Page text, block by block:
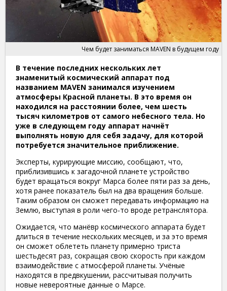
Чем будет заниматься MAVEN в будущем году
В течение последних нескольких лет
знаменитый космический аппарат под
названием MAVEN занимался изучением
атмосферы Красной планеты. В это время он
находился на расстоянии более, чем шесть
тысяч километров от самого небесного тела. Но
уже в следующем году аппарат начнёт
выполнять новую для себя задачу, для которой
потребуется значительное приближение.
Эксперты, курирующие миссию, сообщают, что,
приблизившись к загадочной планете устройство
будет вращаться вокруг Марса более пяти раз за день,
хотя ранее показатель был на два вращения больше.
Таким образом он сможет передавать информацию на
Землю, выступая в роли чего-то вроде ретранслятора.
Ожидается, что манёвр космического аппарата будет
длиться в течение нескольких месяцев, и за это время
он сможет облететь планету примерно триста
шестьдесят раз, сокращая свою скорость при каждом
взаимодействие с атмосферой планеты. Учёные
находятся в предвкушении, рассчитывая получить
новые невероятные данные о Марсе.